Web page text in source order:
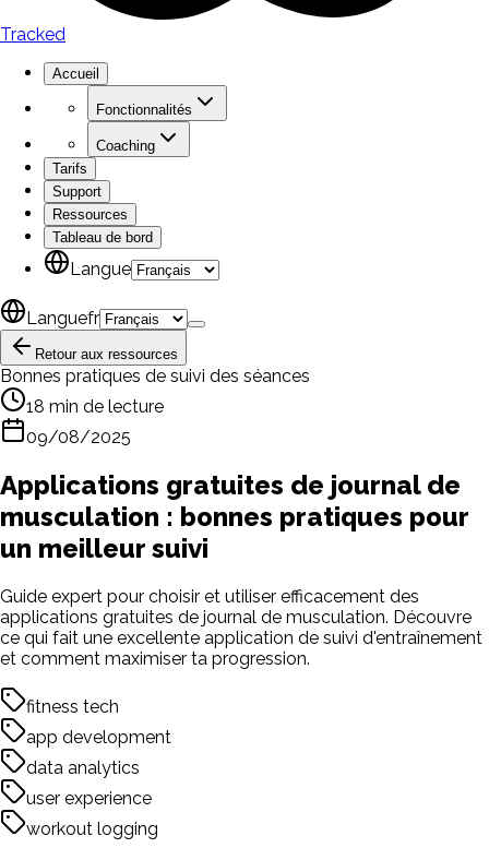
Tracked
Accueil
Fonctionnalités
Coaching
Tarifs
Support
Ressources
Tableau de bord
Langue
Languefr
Retour aux ressources
Bonnes pratiques de suivi des séances
18 min de lecture
09/08/2025
Applications gratuites de journal de
musculation : bonnes pratiques pour
un meilleur suivi
Guide expert pour choisir et utiliser efficacement des
applications gratuites de journal de musculation. Découvre
ce qui fait une excellente application de suivi d'entraînement
et comment maximiser ta progression.
fitness tech
app development
data analytics
user experience
workout logging